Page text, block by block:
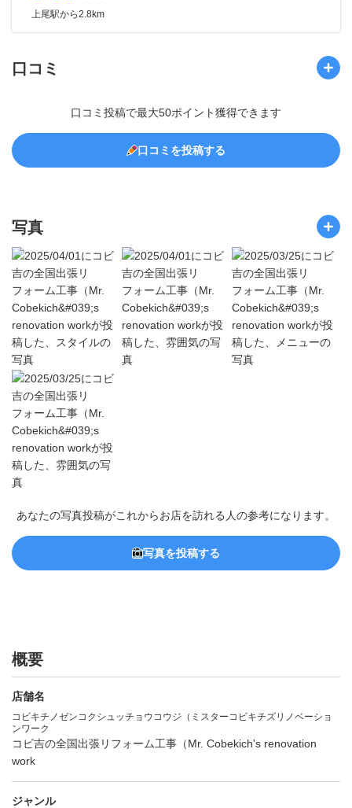
上尾駅から2.8km
口コミ
口コミ投稿で最大50ポイント獲得できます
口コミを投稿する
写真
あなたの写真投稿がこれからお店を訪れる人の参考になります。
写真を投稿する
概要
店舗名
コビキチノゼンコクシュッチョウコウジ（ミスターコビキチズリノベーショ
ンワーク
コビ吉の全国出張リフォーム工事（Mr. Cobekich's renovation
work
ジャンル